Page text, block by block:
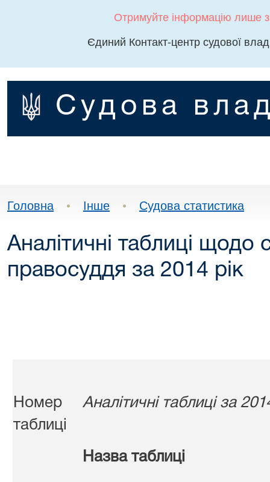
Отримуйте інформацію лише
Єдиний Контакт-центр судової
Судова
Головна • Інше • Судова статистика
Аналітичні таблиці щодо
правосуддя за 2014 рік
Номер
таблиці
Аналітичні таблиці за
Назва таблиці